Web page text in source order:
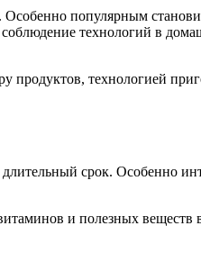
популярным
технологий в
продуктов, технологией
срок. Особенно
и полезных